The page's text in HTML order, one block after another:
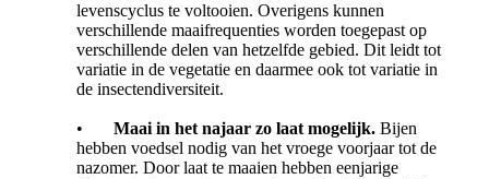
levenscyclus te voltooien. Overigens kunnen
verschillende maaifrequenties worden toegepast op
verschillende delen van hetzelfde gebied. Dit leidt tot
variatie in de vegetatie en daarmee ook tot variatie in
de insectendiversiteit.
• Maai in het najaar zo laat mogelijk. Bijen
hebben voedsel nodig van het vroege voorjaar tot de
nazomer. Door laat te maaien hebben eenjarige